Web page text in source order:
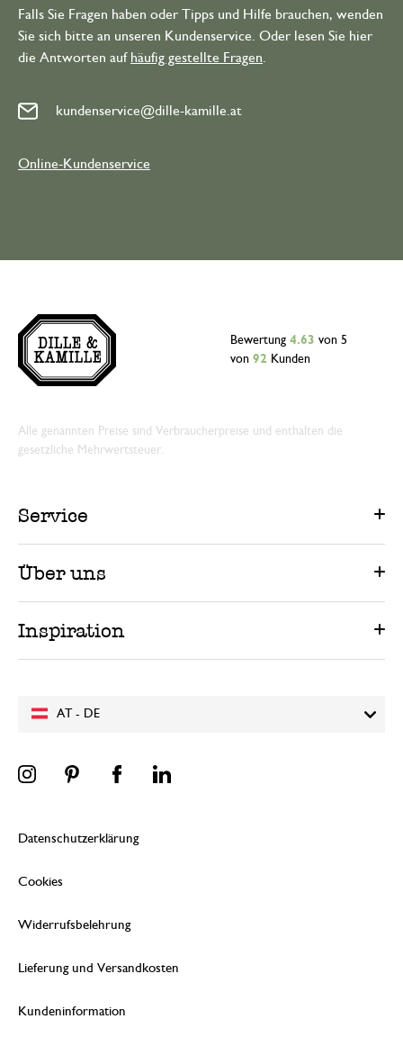
Falls Sie Fragen haben oder Tipps und Hilfe brauchen, wenden
Sie sich bitte an unseren Kundenservice. Oder lesen Sie hier
die Antworten auf häufig gestellte Fragen
kundenservice@dille-kamille.at
Online-Kundenservice
AT - DE
Bewertung 4.63 von 5
von 92 Kunden
Alle genannten Preise sind Verbraucherpreise und enthalten die
gesetzliche Mehrwertsteuer.
Service
Über uns
Inspiration
Datenschutzerklärung
Cookies
Widerrufsbelehrung
Lieferung und Versandkosten
Kundeninformation